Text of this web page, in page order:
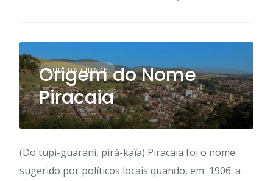
GUIA DA CIDADE
Origem do Nome
Piracaia
(Do tupi-guarani, pirá-kaîa) Piracaia foi o nome
sugerido por políticos locais quando, em 1906. a